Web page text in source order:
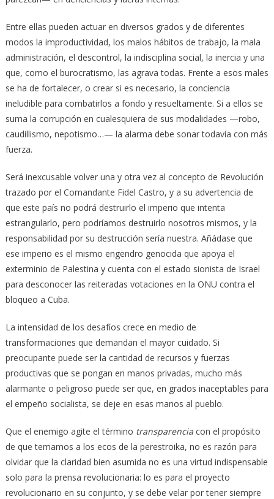
Entre ellas pueden actuar en diversos grados y de diferentes
modos la improductividad, los malos hábitos de trabajo, la mala
administración, el descontrol, la indisciplina social, la inercia y una
que, como el burocratismo, las agrava todas. Frente a esos males
se ha de fortalecer, o crear si es necesario, la conciencia
ineludible para combatirlos a fondo y resueltamente. Si a ellos se
suma la corrupción en cualesquiera de sus modalidades —robo,
caudillismo, nepotismo…— la alarma debe sonar todavía con más
fuerza.
Será inexcusable volver una y otra vez al concepto de Revolución
trazado por el Comandante Fidel Castro, y a su advertencia de
que este país no podrá destruirlo el imperio que intenta
estrangularlo, pero podríamos destruirlo nosotros mismos, y la
responsabilidad por su destrucción sería nuestra. Añádase que
ese imperio es el mismo engendro genocida que apoya el
exterminio de Palestina y cuenta con el estado sionista de Israel
para desconocer las reiteradas votaciones en la ONU contra el
bloqueo a Cuba.
La intensidad de los desafíos crece en medio de
transformaciones que demandan el mayor cuidado. Si
preocupante puede ser la cantidad de recursos y fuerzas
productivas que se pongan en manos privadas, mucho más
alarmante o peligroso puede ser que, en grados inaceptables para
el empeño socialista, se deje en esas manos al pueblo.
Que el enemigo agite el término transparenciacon el propósito
de que temamos a los ecos de la perestroika, no es razón para
olvidar que la claridad bien asumida no es una virtud indispensable
solo para la prensa revolucionaria: lo es para el proyecto
revolucionario en su conjunto, y se debe velar por tener siempre